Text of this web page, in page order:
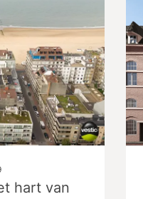
hart van